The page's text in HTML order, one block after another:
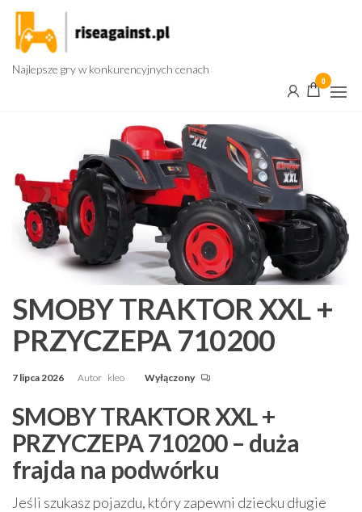
Przejdź
treści
Najlepsze gry w konkurencyjnych cenach
0
SMOBY TRAKTOR XXL +
PRZYCZEPA 710200
7 lipca 2026 Autor kleo Wyłączony
SMOBY TRAKTOR XXL +
PRZYCZEPA 710200 – duża
frajda na podwórku
Jeśli szukasz pojazdu, który zapewni dziecku długie